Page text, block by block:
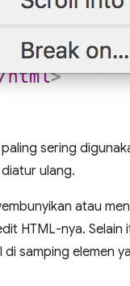
sering
ulang.
atau
HTML-nya.
samping elemen